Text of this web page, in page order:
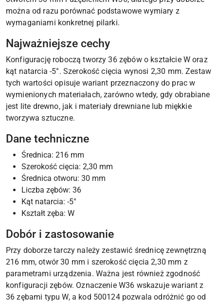
można od razu porównać podstawowe wymiary z
wymaganiami konkretnej pilarki.
Najważniejsze cechy
Konfigurację roboczą tworzy 36 zębów o kształcie W oraz
kąt natarcia -5°. Szerokość cięcia wynosi 2,30 mm. Zestaw
tych wartości opisuje wariant przeznaczony do prac w
wymienionych materiałach, zarówno wtedy, gdy obrabiane
jest lite drewno, jak i materiały drewniane lub miękkie
tworzywa sztuczne.
Dane techniczne
Średnica: 216 mm
Szerokość cięcia: 2,30 mm
Średnica otworu: 30 mm
Liczba zębów: 36
Kąt natarcia: -5°
Kształt zęba: W
Dobór i zastosowanie
Przy doborze tarczy należy zestawić średnicę zewnętrzną
216 mm, otwór 30 mm i szerokość cięcia 2,30 mm z
parametrami urządzenia. Ważna jest również zgodność
konfiguracji zębów. Oznaczenie W36 wskazuje wariant z
36 zębami typu W, a kod 500124 pozwala odróżnić go od